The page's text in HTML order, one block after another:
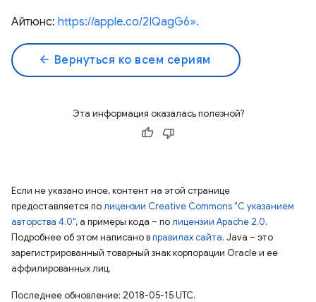
Айтюнс: https://apple.co/2IQagG6».
arrow_back Вернуться ко всем сериям
Эта информация оказалась полезной?
Если не указано иное, контент на этой странице
предоставляется полицензии Creative Commons "С указанием
авторства 4.0", а примеры кода – полицензии Apache 2.0.
Подробнее об этом написано вправилах сайта. Java – это
зарегистрированный товарный знак корпорации Oracle и ее
аффилированных лиц.
Последнее обновление: 2018-05-15 UTC.